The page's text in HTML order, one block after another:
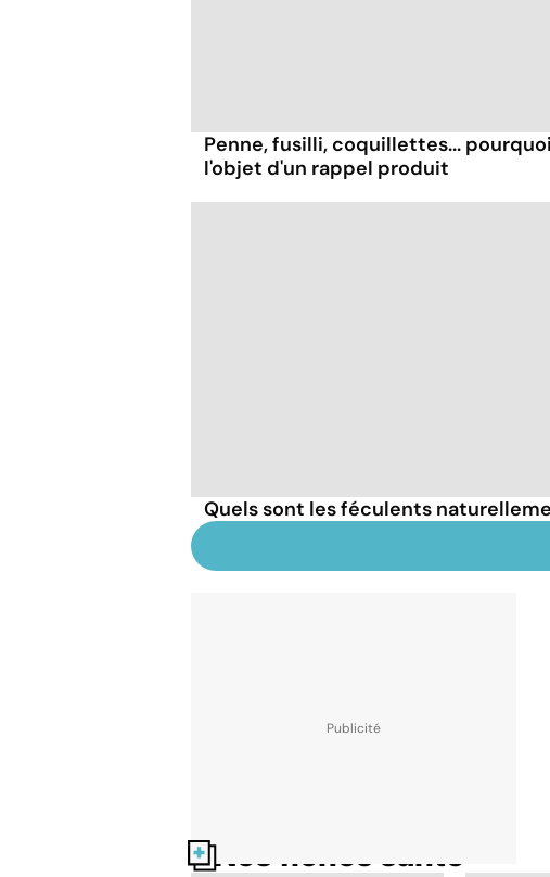
Penne, fusilli, coquillettes...
l'objet d'un rappel produit
Quels sont les féculents
Nos fiches santé